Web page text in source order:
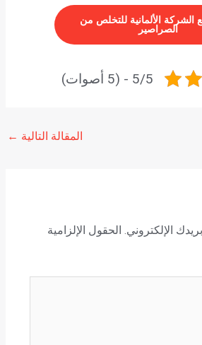
الشركة الألمانية للتخلص من
الصراصير
5/5 - (5 أصوات)
المقالة التالية ←
الإلكتروني. الحقول الإلزامية